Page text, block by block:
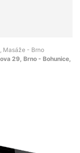
Masáže - Brno
29, Brno - Bohunice,